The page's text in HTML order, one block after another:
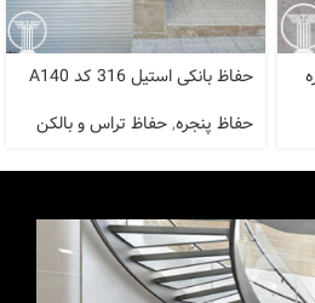
حفاظ بانکی استیل 316 کد A140
حفاظ پنجره,حفاظ تراس و بالکن